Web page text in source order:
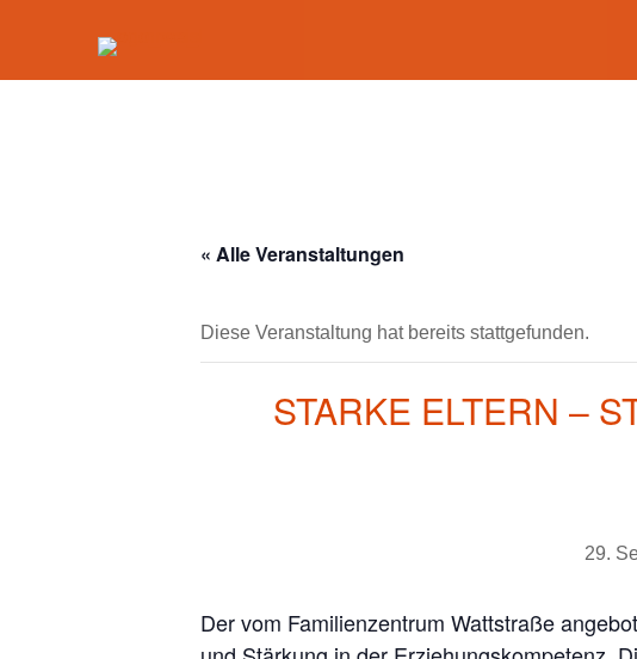
« Alle Veranstaltungen
Diese Veranstaltung hat bereits stattgefunden.
STARKE ELTERN –
29.
Der vom Familienzentrum Wattstraße